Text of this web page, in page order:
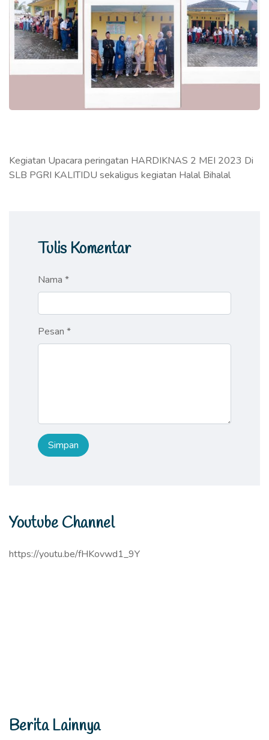
Kegiatan Upacara peringatan HARDIKNAS 2 MEI 2023 Di
SLB PGRI KALITIDU sekaligus kegiatan Halal Bihalal
Tulis Komentar
Nama *
Pesan *
Youtube Channel
https://youtu.be/fHKovwd1_9Y
Berita Lainnya